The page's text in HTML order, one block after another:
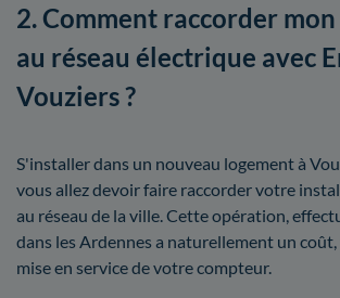
2. Comment raccorder
au réseau électrique avec
Vouziers ?
S'installer dans un nouveau logement à
vous allez devoir faire raccorder votre
au réseau de la ville. Cette opération,
dans les Ardennes a naturellement un
mise en service de votre compteur.